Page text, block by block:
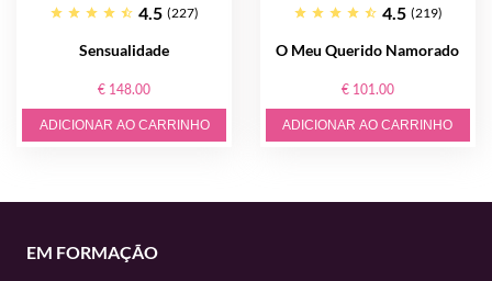
4.5 (227)
Sensualidade
€ 148.00
ADICIONAR AO CARRINHO
4.5 (219)
O Meu Querido Namorado
€ 101.00
ADICIONAR AO CARRINHO
EM FORMAÇÃO